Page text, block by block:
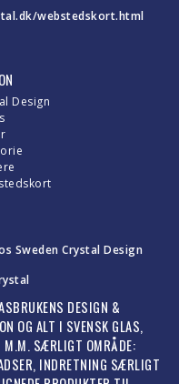
webstedskort.html
Design
DESIGN &
OG ALT I SVENSK GLAS,
M.M. SÆRLIGT OMRÅDE:
INDRETNING SÆRLIGT